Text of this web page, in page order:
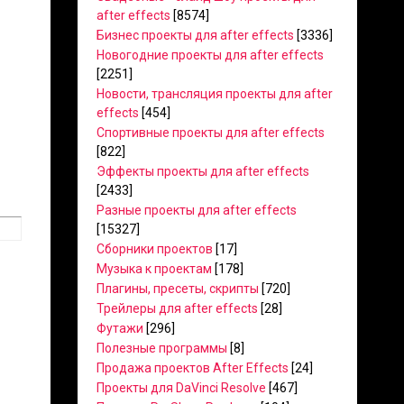
after effects [8574]
Бизнес проекты для after effects [3336]
Новогодние проекты для after effects
[2251]
Новости, трансляция проекты для after
effects [454]
Спортивные проекты для after effects
[822]
Эффекты проекты для after effects
[2433]
Разные проекты для after effects
[15327]
Сборники проектов [17]
Музыка к проектам [178]
Плагины, пресеты, скрипты [720]
Трейлеры для after effects [28]
Футажи [296]
Полезные программы [8]
Продажа проектов After Effects [24]
Проекты для DaVinci Resolve [467]